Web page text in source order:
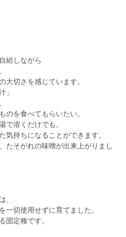
給しながら
大切さを感じています。
」
のを食べてもらいたい。
で溶くだけでも。
気持ちになることができます。
たそがれの味噌が出来上がりまし
、
一切使用せずに育てました。
固定種です。